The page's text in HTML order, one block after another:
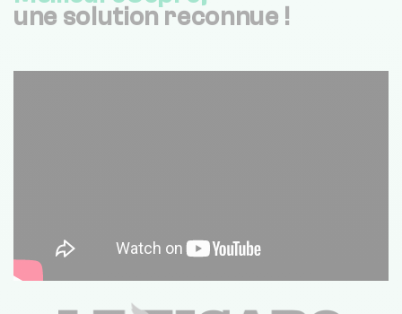
une solution reconnue !